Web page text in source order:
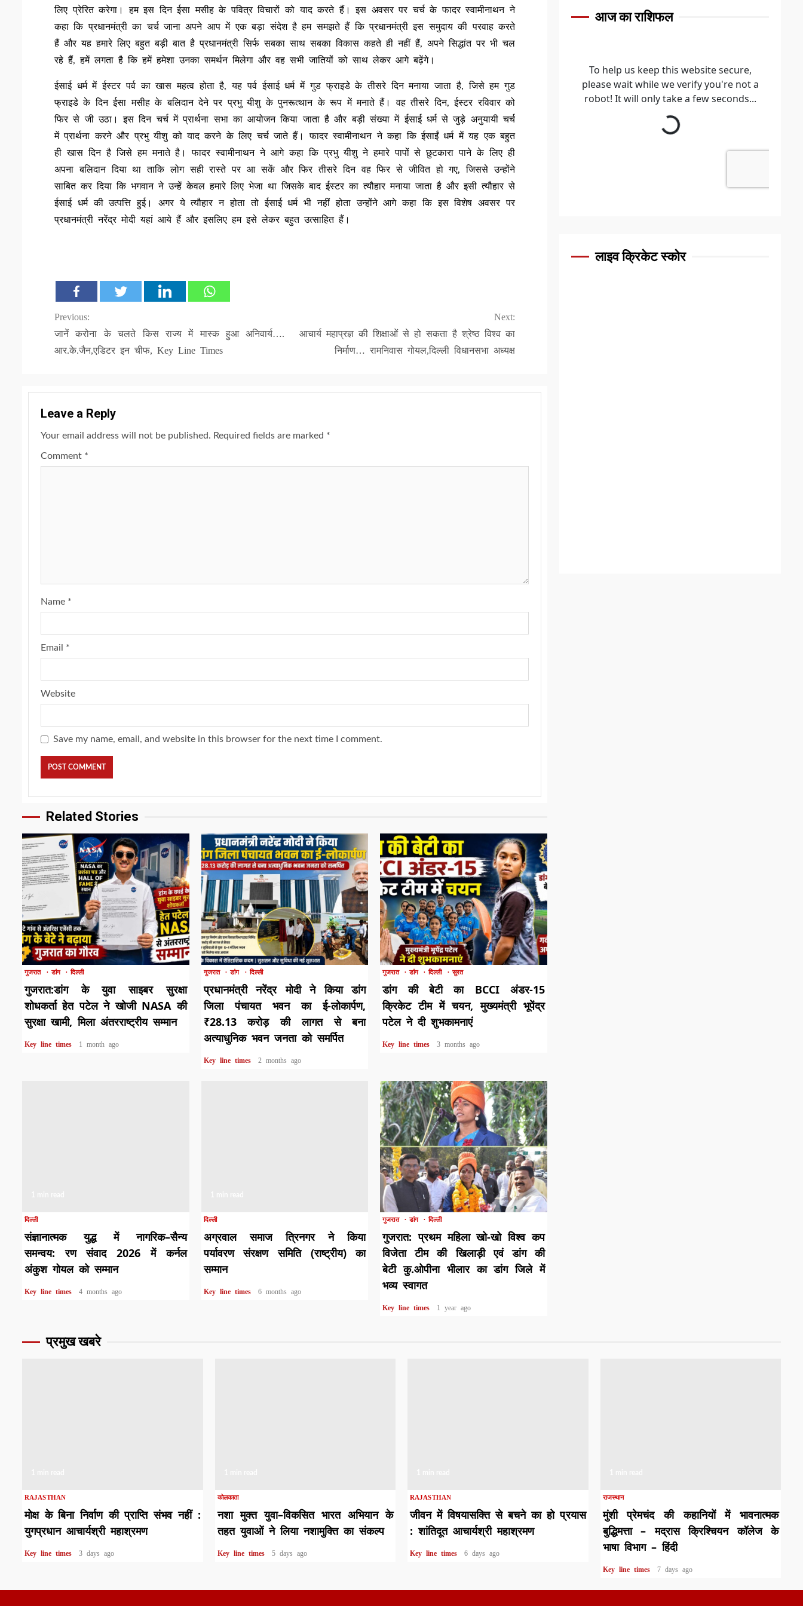
लिए प्रेरित करेगा। हम इस दिन ईसा मसीह के पवित्र विचारों को याद करते हैं। इस अवसर पर चर्च के फादर स्वामीनाथन ने
कहा कि प्रधानमंत्री का चर्च जाना अपने आप में एक बड़ा संदेश है हम समझते हैं कि प्रधानमंत्री इस समुदाय की परवाह करते
हैं और यह हमारे लिए बहुत बड़ी बात है प्रधानमंत्री सिर्फ सबका साथ सबका विकास कहते ही नहीं हैं, अपने सिद्धांत पर भी चल
रहे हैं, हमें लगता है कि हमें हमेशा उनका समर्थन मिलेगा और वह सभी जातियों को साथ लेकर आगे बढ़ेंगे।
ईसाई धर्म में ईस्टर पर्व का खास महत्व होता है, यह पर्व ईसाई धर्म में गुड फ्राइडे के तीसरे दिन मनाया जाता है, जिसे हम गुड
फ्राइडे के दिन ईसा मसीह के बलिदान देने पर प्रभु यीशु के पुनरूत्थान के रूप में मनाते हैं। वह तीसरे दिन, ईस्टर रविवार को
फिर से जी उठा। इस दिन चर्च में प्रार्थना सभा का आयोजन किया जाता है और बड़ी संख्या में ईसाई धर्म से जुड़े अनुयायी चर्च
में प्रार्थना करने और प्रभु यीशु को याद करने के लिए चर्च जाते हैं। फादर स्वामीनाथन ने कहा कि ईसाईं धर्म में यह एक बहुत
ही खास दिन है जिसे हम मनाते है। फादर स्वामीनाथन ने आगे कहा कि प्रभु यीशु ने हमारे पापों से छुटकारा पाने के लिए ही
अपना बलिदान दिया था ताकि लोग सही रास्ते पर आ सकें और फिर तीसरे दिन वह फिर से जीवित हो गए, जिससे उन्होंने
साबित कर दिया कि भगवान ने उन्हें केवल हमारे लिए भेजा था जिसके बाद ईस्टर का त्यौहार मनाया जाता है और इसी त्यौहार से
ईसाई धर्म की उत्पत्ति हुई। अगर ये त्यौहार न होता तो ईसाई धर्म भी नहीं होता उन्होंने आगे कहा कि इस विशेष अवसर पर
प्रधानमंत्री नरेंद्र मोदी यहां आये हैं और इसलिए हम इसे लेकर बहुत उत्साहित हैं।
Continue
Reading
Previous:
जानें करोना के चलते किस राज्य में मास्क हुआ अनिवार्य….
आर.के.जैन,एडिटर इन चीफ, Key Line Times
Next:
आचार्य महाप्रज्ञ की शिक्षाओं से हो सकता है श्रेष्ठ विश्व का
निर्माण… रामनिवास गोयल,दिल्ली विधानसभा अध्यक्ष
Leave a Reply
Your email address will not be published. Required fields are marked *
Comment *
Name *
Email *
Website
Save my name, email, and website in this browser for the next time I comment.
Related Stories
1 min read
गुजरात डांग दिल्ली
गुजरात:डांग के युवा साइबर सुरक्षा
शोधकर्ता हेत पटेल ने खोजी NASA की
सुरक्षा खामी, मिला अंतरराष्ट्रीय सम्मान
Key line times 1 month ago
1 min read
गुजरात डांग दिल्ली
प्रधानमंत्री नरेंद्र मोदी ने किया डांग
जिला पंचायत भवन का ई-लोकार्पण,
₹28.13 करोड़ की लागत से बना
अत्याधुनिक भवन जनता को समर्पित
Key line times 2 months ago
1 min read
गुजरात डांग दिल्ली सुरत
डांग की बेटी का BCCI अंडर-15
क्रिकेट टीम में चयन, मुख्यमंत्री भूपेंद्र
पटेल ने दी शुभकामनाएं
Key line times 3 months ago
दिल्ली
संज्ञानात्मक युद्ध में नागरिक–सैन्य
समन्वय: रण संवाद 2026 में कर्नल
अंकुश गोयल को सम्मान
Key line times 4 months ago
दिल्ली
अग्रवाल समाज त्रिनगर ने किया
पर्यावरण संरक्षण समिति (राष्ट्रीय) का
सम्मान
Key line times 6 months ago
1 min read
गुजरात डांग दिल्ली
गुजरात: प्रथम महिला खो-खो विश्व कप
विजेता टीम की खिलाड़ी एवं डांग की
बेटी कु.ओपीना भीलार का डांग जिले में
भव्य स्वागत
Key line times 1 year ago
आज का राशिफल
लाइव क्रिकेट स्कोर
प्रमुख खबरे
RAJASTHAN
मोक्ष के बिना निर्वाण की प्राप्ति संभव नहीं :
युगप्रधान आचार्यश्री महाश्रमण
Key line times 3 days ago
कोलकाता
नशा मुक्त युवा–विकसित भारत अभियान के
तहत युवाओं ने लिया नशामुक्ति का संकल्प
Key line times 5 days ago
RAJASTHAN
जीवन में विषयासक्ति से बचने का हो प्रयास
: शांतिदूत आचार्यश्री महाश्रमण
Key line times 6 days ago
राजस्थान
मुंशी प्रेमचंद की कहानियों में भावनात्मक
बुद्धिमत्ता – मद्रास क्रिश्चियन कॉलेज के
भाषा विभाग – हिंदी
Key line times 7 days ago